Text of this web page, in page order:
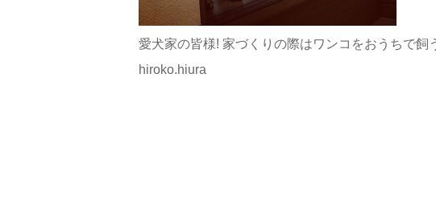
愛犬家の皆様! 家づくりの際はワンコをおうちで飼
hiroko.hiura